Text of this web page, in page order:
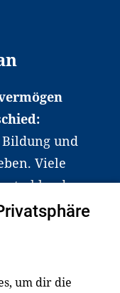
Bildung und
Viele
dabei.
um dir die